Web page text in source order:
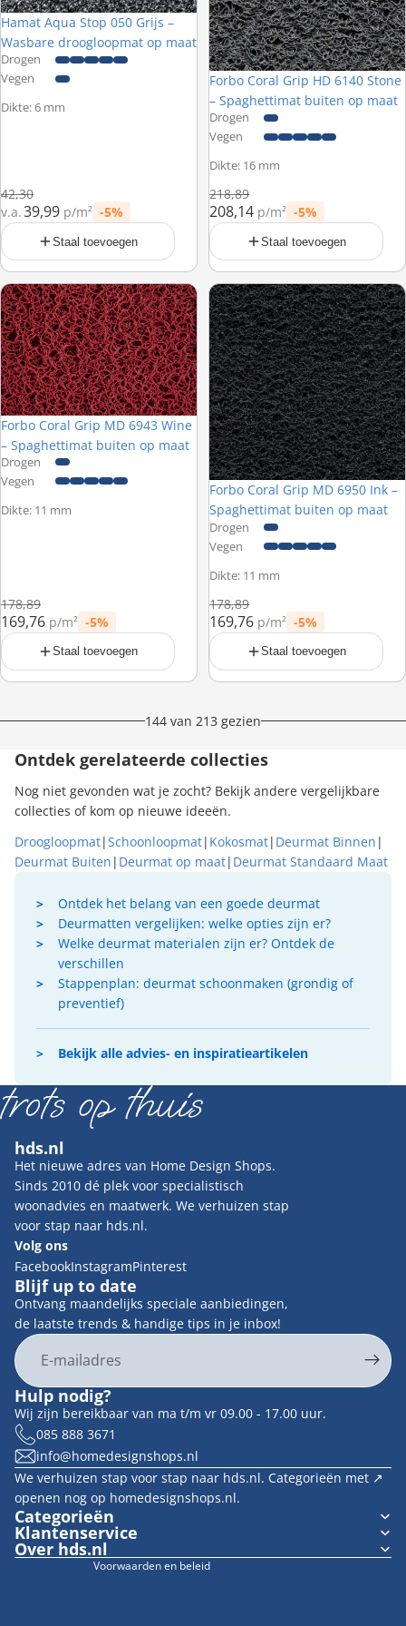
Nieuw
Hamat Aqua Stop 050 Grijs –
Wasbare droogloopmat op maat
Drogen
Vegen
Dikte: 6 mm
Normale prijs
42,30
Prijs met korting
v.a.39,99 p/m² -5%
Staal toevoegen
Forbo Coral Grip HD 6140 Stone
– Spaghettimat buiten op maat
Drogen
Vegen
Dikte: 16 mm
Normale prijs
218,89
Prijs met korting
208,14 p/m² -5%
Staal toevoegen
Forbo Coral Grip MD 6943 Wine – Spaghettimat buiten op maat
Forbo Coral Grip MD 6943 Wine
– Spaghettimat buiten op maat
Drogen
Vegen
Dikte: 11 mm
Normale prijs
178,89
Prijs met korting
169,76 p/m² -5%
Staal toevoegen
Forbo Coral Grip MD 6950 Ink
Forbo Coral Grip MD 6950 Ink –
Spaghettimat buiten op maat
Drogen
Vegen
Dikte: 11 mm
Normale prijs
178,89
Prijs met korting
169,76 p/m² -5%
Staal toevoegen
144 van 213 gezien
Ontdek gerelateerde collecties
Nog niet gevonden wat je zocht? Bekijk andere vergelijkbare
collecties of kom op nieuwe ideeën.
Droogloopmat|Schoonloopmat| Kokosmat| Deurmat Binnen |
Deurmat Buiten | Deurmat op maat| Deurmat Standaard Maat
Ontdek het belang van een goede deurmat
Deurmatten vergelijken: welke opties zijn er?
Welke deurmat materialen zijn er? Ontdek de
verschillen
Stappenplan: deurmat schoonmaken (grondig of
preventief)
Bekijk alle advies- en inspiratieartikelen
hds.nl
Het nieuwe adres van Home Design Shops.
Sinds 2010 dé plek voor specialistisch
woonadvies en maatwerk. We verhuizen stap
voor stap naar hds.nl.
Volg ons
FacebookInstagramPinterest
Blijf up to date
Ontvang maandelijks speciale aanbiedingen,
de laatste trends & handige tips in je inbox!
E-mail
Hulp nodig?
Wij zijn bereikbaar van ma t/m vr 09.00 - 17.00 uur.
085 888 3671
info@homedesignshops.nl
We verhuizen stap voor stap naar hds.nl. Categorieën met ↗︎
openen nog op homedesignshops.nl.
Categorieën
Klantenservice
Over hds.nl
Voorwaarden en beleid
Contactgegevens
Terugbetalingsbeleid
Algemene voorwaarden
Verzendbeleid
Wettelijke kennisgeving
Cookievoorkeuren